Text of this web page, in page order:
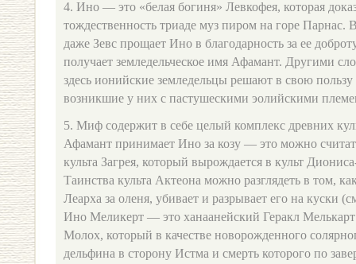
4. Ино — это «белая богиня» Левкофея, которая
тождественность триаде муз пиром на горе Парнас.
даже Зевс прощает Ино в благодарность за ее
получает земледельческое имя Афамант. Другими
здесь ионийские земледельцы решают в свою пользу
возникшие у них с пастушескими эолийскими
5. Миф содержит в себе целый комплекс древних
Афамант принимает Ино за козу — это можно
культа Загрея, который вырождается в культ
Таинства культа Актеона можно разглядеть в том,
Леарха за оленя, убивает и разрывает его на куски
Ино Меликерт — это ханаанейский Геракл
Молох, который в качестве новорожденного
дельфина в сторону Истма и смерть которого по